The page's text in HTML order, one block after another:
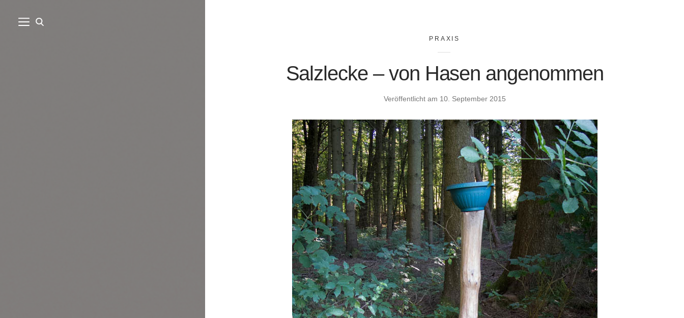
PRAXIS
Salzlecke – von Hasen angenommen
Veröffentlicht am 10. September 2015